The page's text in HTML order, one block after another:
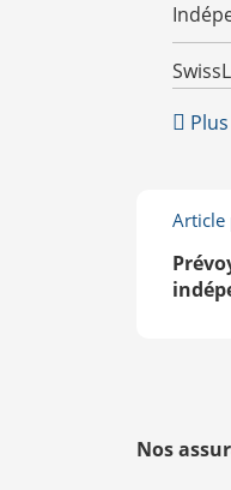
Une
Article
Nos